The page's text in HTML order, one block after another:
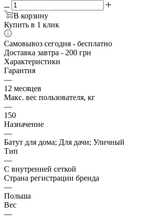
В корзину
Купить в 1 клик
Самовывоз сегодня - бесплатно
Доставка завтра - 200 грн
Характеристики
Гарантия
—
12 месяцев
Макс. вес пользователя, кг
—
150
Назначение
—
Батут для дома; Для дачи; Уличный
Тип
—
С внутренней сеткой
Страна регистрации бренда
—
Польша
Вес
—